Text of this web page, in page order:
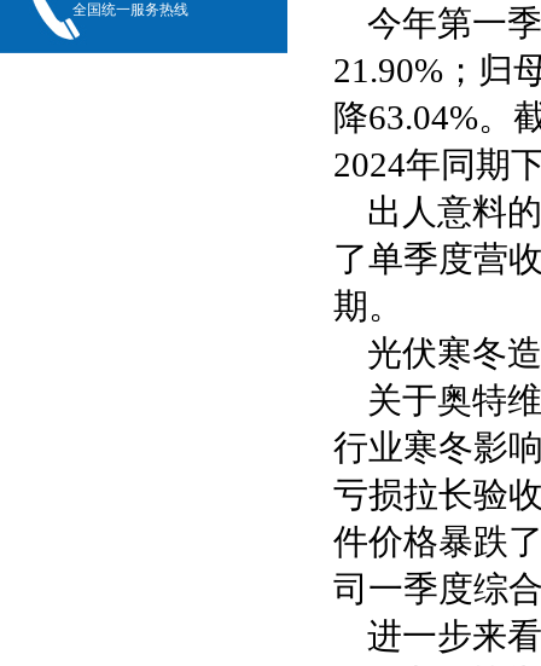
全国统一服务热线
今年第一
21.90%；归
降63.04%。
2024年同期
出人意料
了单季度营
期。
光伏寒冬
关于奥特
行业寒冬影
亏损拉长验
件价格暴跌
司一季度综
进一步来